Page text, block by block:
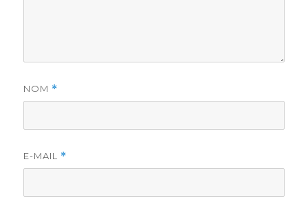
NOM *
E-MAIL *